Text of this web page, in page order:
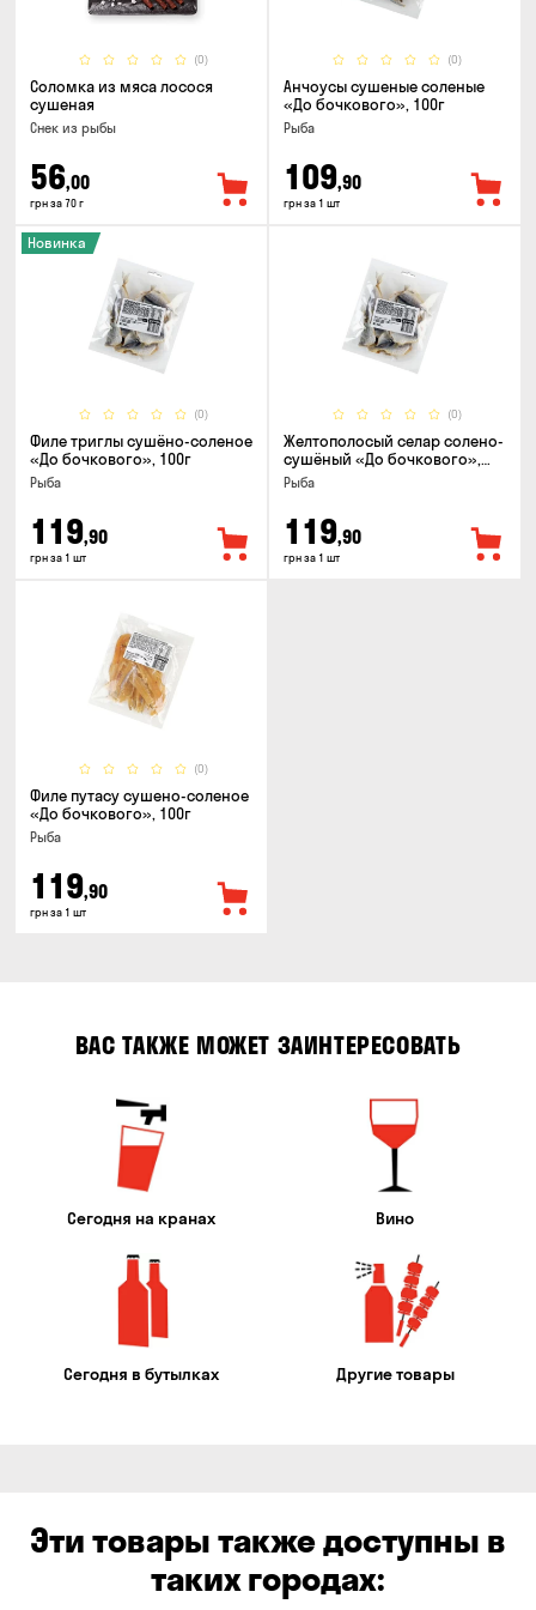
(0)
Соломка из мяса лосося
сушеная
Снек из рыбы
56,00
грн за 70 г
(0)
Анчоусы сушеные соленые
«До бочкового», 100г
Рыба
109,90
грн за 1 шт
(0)
Новинка
Филе триглы сушёно-соленое
«До бочкового», 100г
Рыба
119,90
грн за 1 шт
(0)
Желтополосый селар солено-
сушёный «До бочкового»,
100г
Рыба
119,90
грн за 1 шт
(0)
Филе путасу сушено-соленое
«До бочкового», 100г
Рыба
119,90
грн за 1 шт
ВАС ТАКЖЕ МОЖЕТ ЗАИНТЕРЕСОВАТЬ
Сегодня на кранах Вино
Сегодня в бутылках Другие товары
Эти товары также доступны в
таких городах: